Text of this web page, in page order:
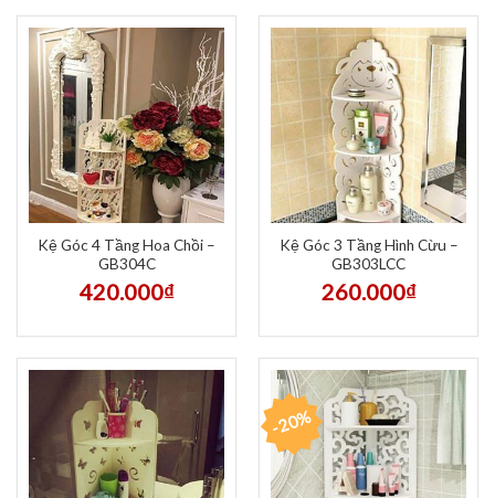
Kệ Góc 4 Tầng Hoa Chồi –
GB304C
420.000₫
Kệ Góc 3 Tầng Hình Cừu –
GB303LCC
260.000₫
-20%